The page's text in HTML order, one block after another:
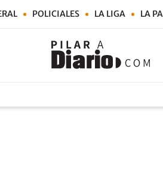
POLICIALES LA LIGA LA